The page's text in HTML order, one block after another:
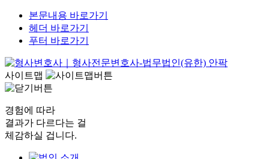
본문내용 바로가기
헤더 바로가기
푸터 바로가기
사이트맵
경험에 따라
결과가 다르다는 걸
체감하실 겁니다.